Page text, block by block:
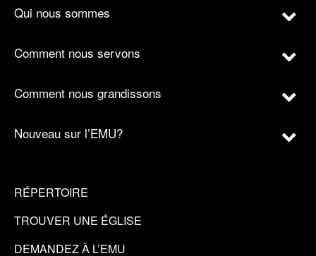
Qui nous sommes
Comment nous servons
Comment nous grandissons
Nouveau sur l’EMU?
RÉPERTOIRE
TROUVER UNE ÉGLISE
DEMANDEZ À L’EMU